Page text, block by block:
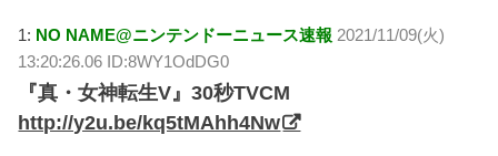
1: NO NAME@ニンテンドーニュース速報 2021/11/09(火)
13:20:26.06 ID:8WY1OdDG0
『真・女神転生V』30秒TVCM
http://y2u.be/kq5tMAhh4Nw